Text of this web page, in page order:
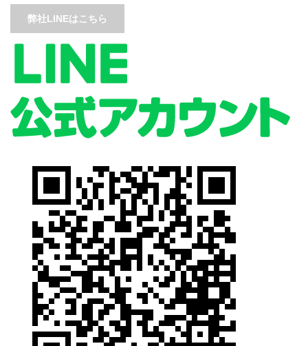
弊社LINEはこちら